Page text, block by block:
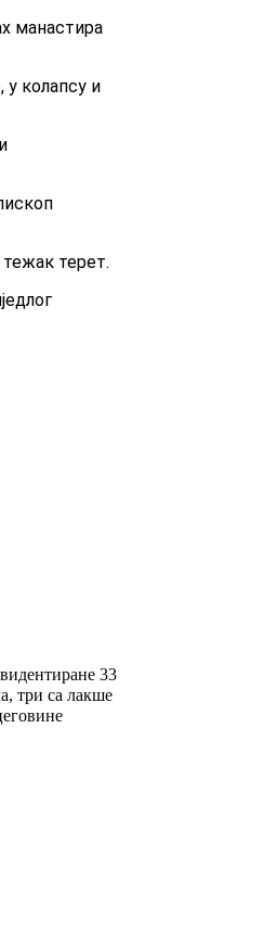
манастира
у колапсу и
терет.
33
три са лакше